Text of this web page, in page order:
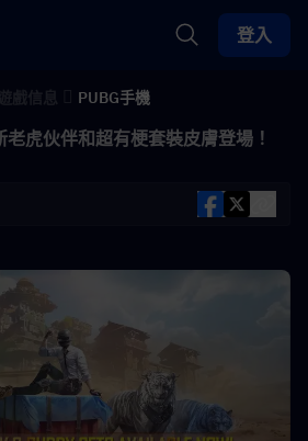
登入
PUBG手機
老虎伙伴和超有梗套裝皮膚登場！